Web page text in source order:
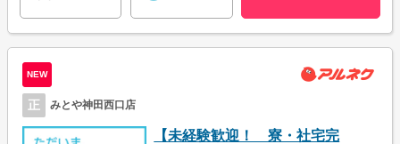
NEW
正 みとや神田西口店
【未経験歓迎！ 寮・社宅完